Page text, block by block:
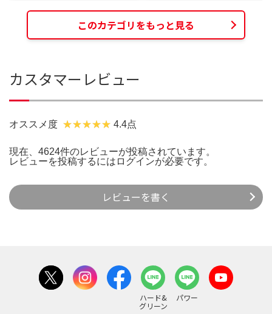
このカテゴリをもっと見る
カスタマーレビュー
オススメ度 4.4点
現在、4624件のレビューが投稿されています。
レビューを投稿するには ログインが必要です。
レビューを書く
ハード&
グリーン
パワー